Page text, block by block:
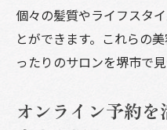
ュ効果
堺市の美容室が
スタイルだけで
美容室で堺市の魅
個々の髪質やライフスタ
とができます。これらの
ったりのサロンを堺市で
オンライン予約